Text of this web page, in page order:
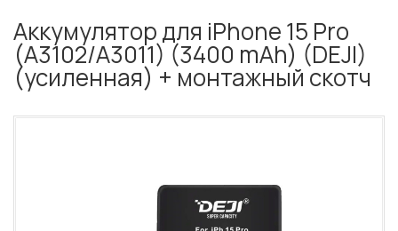
Аккумулятор для iPhone 15 Pro
(A3102/A3011) (3400 mAh) (DEJI)
(усиленная) + монтажный скотч